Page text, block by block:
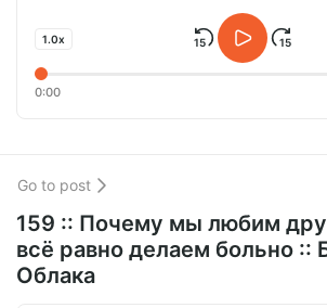
1.0x
0:00
Go to post
159 :: Почему мы любим
всё равно делаем больно ::
Облака